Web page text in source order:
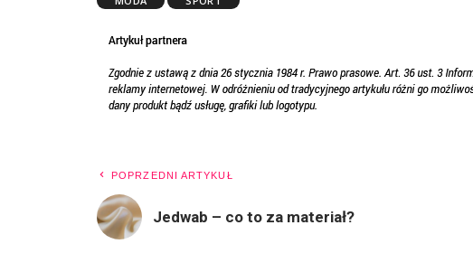
POPRZEDNI ARTYKUŁ
Jedwab – co to za materiał?